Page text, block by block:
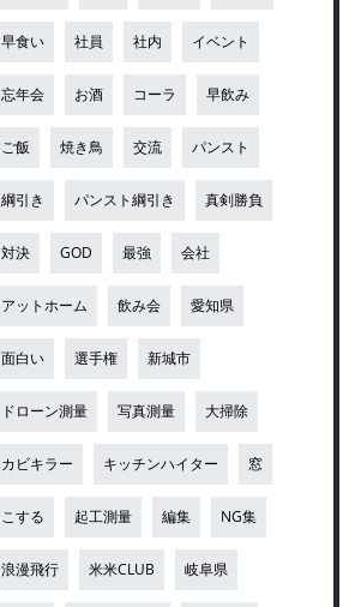
早食い 社員 社内 イベント
忘年会 お酒 コーラ 早飲み
ご飯 焼き鳥 交流 パンスト
綱引き パンスト綱引き 真剣勝負
対決 GOD 最強 会社
アットホーム 飲み会 愛知県
面白い 選手権 新城市
ドローン測量 写真測量 大掃除
カビキラー キッチンハイター 窓
こする 起工測量 編集 NG集
浪漫飛行 米米CLUB 岐阜県